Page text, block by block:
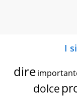
I
dire
dolce